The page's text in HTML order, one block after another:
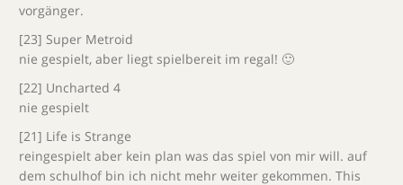
vorgänger.
[23] Super Metroid
nie gespielt, aber liegt spielbereit im regal! 🙂
[22] Uncharted 4
nie gespielt
[21] Life is Strange
reingespielt aber kein plan was das spiel von mir will. auf
dem schulhof bin ich nicht mehr weiter gekommen. This